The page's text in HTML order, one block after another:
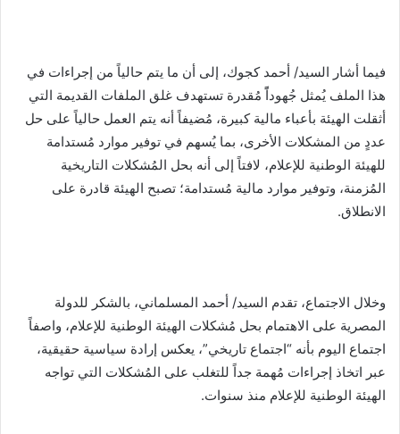
فيما أشار السيد/ أحمد كجوك، إلى أن ما يتم حالياً من إجراءات في
هذا الملف يُمثل جُهوداًً مُقدرة تستهدف غلق الملفات القديمة التي
أثقلت الهيئة بأعباء مالية كبيرة، مُضيفاً أنه يتم العمل حالياً على حل
عددٍ من المشكلات الأخرى، بما يُسهم في توفير موارد مُستدامة
للهيئة الوطنية للإعلام، لافتاً إلى أنه بحل المُشكلات التاريخية
المُزمنة، وتوفير موارد مالية مُستدامة؛ تصبح الهيئة قادرة على
الانطلاق.
وخلال الاجتماع، تقدم السيد/ أحمد المسلماني، بالشكر للدولة
المصرية على الاهتمام بحل مُشكلات الهيئة الوطنية للإعلام، واصفاً
اجتماع اليوم بأنه “اجتماع تاريخي”، يعكس إرادة سياسية حقيقية،
عبر اتخاذ إجراءات مُهمة جداً للتغلب على المُشكلات التي تواجه
الهيئة الوطنية للإعلام منذ سنوات.